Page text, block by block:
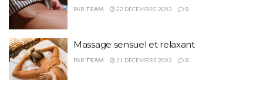
PAR TEAM 22 DÉCEMBRE 2003 0
Massage sensuel et relaxant
PAR TEAM 21 DÉCEMBRE 2003 0